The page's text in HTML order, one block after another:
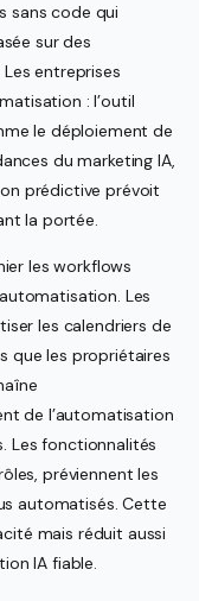
sans code qui
sur des
entreprises
: l’outil
le déploiement de
du marketing IA,
prédictive prévoit
la portée.
les workflows
Les
les calendriers de
que les propriétaires
de l’automatisation
Les fonctionnalités
préviennent les
automatisés. Cette
mais réduit aussi
IA fiable.